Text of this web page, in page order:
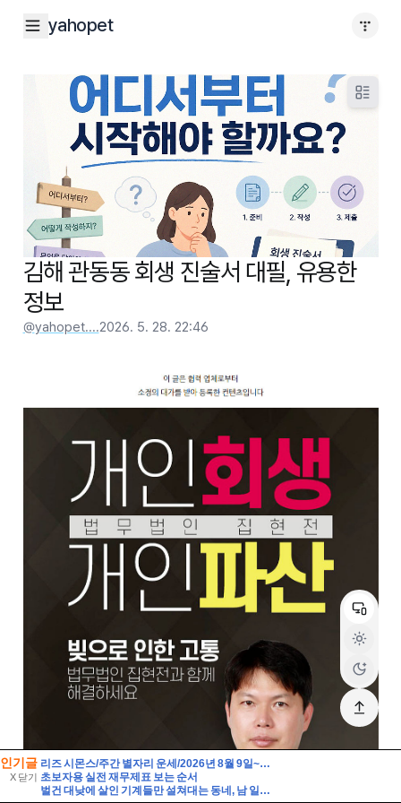
인기글
X 닫기
리즈 시몬스/주간 별자리 운세/2026년 8월 9일~8월 15일/쌍둥이·게·사자·처녀자리
초보자용 실전 재무제표 보는 순서
벌건 대낮에 살인 기계들만 설쳐대는 동네, 남 일이 아닙니다